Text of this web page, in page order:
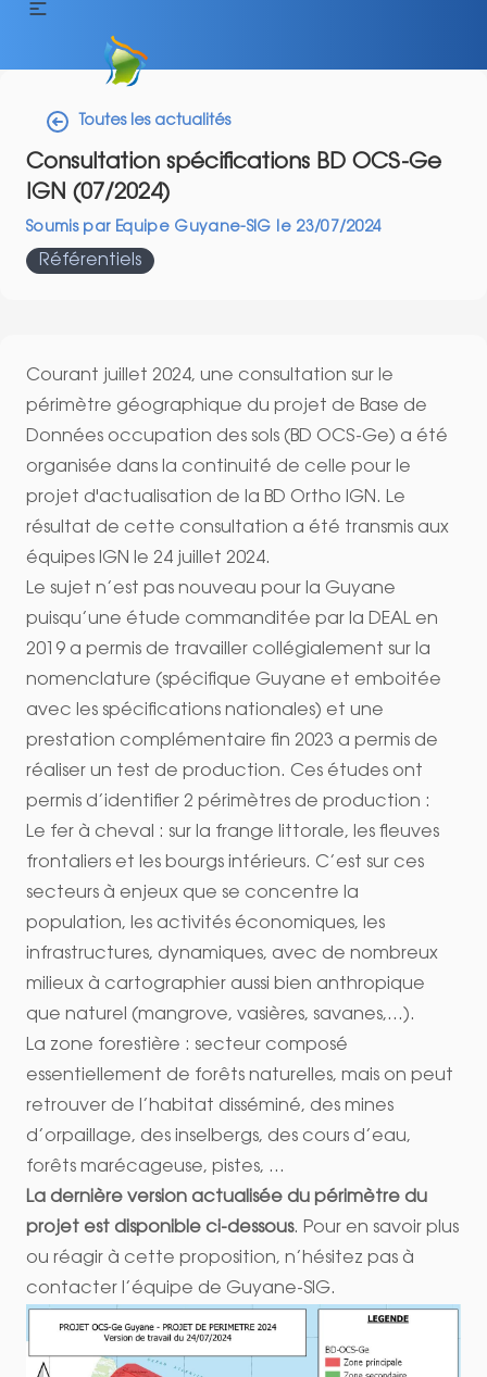
Toutes les actualités
Consultation spécifications BD OCS-Ge
IGN (07/2024)
Soumis par Equipe Guyane-SIG le 23/07/2024
Référentiels
Courant juillet 2024, une consultation sur le
périmètre géographique du projet de Base de
Données occupation des sols (BD OCS-Ge) a été
organisée dans la continuité de celle pour le
projet d'actualisation de la BD Ortho IGN. Le
résultat de cette consultation a été transmis aux
équipes IGN le 24 juillet 2024.
Le sujet n’est pas nouveau pour la Guyane
puisqu’une étude commanditée par la DEAL en
2019 a permis de travailler collégialement sur la
nomenclature (spécifique Guyane et emboitée
avec les spécifications nationales) et une
prestation complémentaire fin 2023 a permis de
réaliser un test de production. Ces études ont
permis d’identifier 2 périmètres de production :
Le fer à cheval : sur la frange littorale, les fleuves
frontaliers et les bourgs intérieurs. C’est sur ces
secteurs à enjeux que se concentre la
population, les activités économiques, les
infrastructures, dynamiques, avec de nombreux
milieux à cartographier aussi bien anthropique
que naturel (mangrove, vasières, savanes,…).
La zone forestière : secteur composé
essentiellement de forêts naturelles, mais on peut
retrouver de l’habitat disséminé, des mines
d’orpaillage, des inselbergs, des cours d’eau,
forêts marécageuse, pistes, …
La dernière version actualisée du périmètre du
projet est disponible ci-dessous. Pour en savoir plus
ou réagir à cette proposition, n’hésitez pas à
contacter l’équipe de Guyane-SIG.